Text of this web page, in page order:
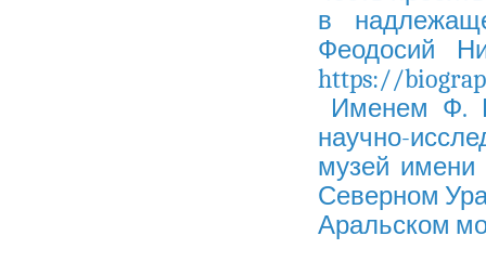
в
Феодосий
https://
Именем Ф.
научно-
музей
Северном
Аральском